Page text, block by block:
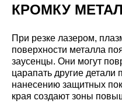
КРОМКУ
При резке лазером,
поверхности металла
заусенцы. Они могут
царапать другие детали
нанесению защитных
края создают зоны